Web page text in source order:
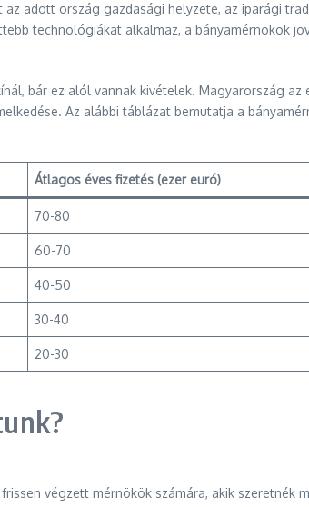
adott ország gazdasági helyzete, az iparági
technológiákat alkalmaz, a bányamérnökök
bár ez alól vannak kivételek. Magyarország az
Az alábbi táblázat bemutatja a
Átlagos éves fizetés (ezer euró)
70-80
60-70
40-50
30-40
20-30
végzett mérnökök számára, akik szeretnék